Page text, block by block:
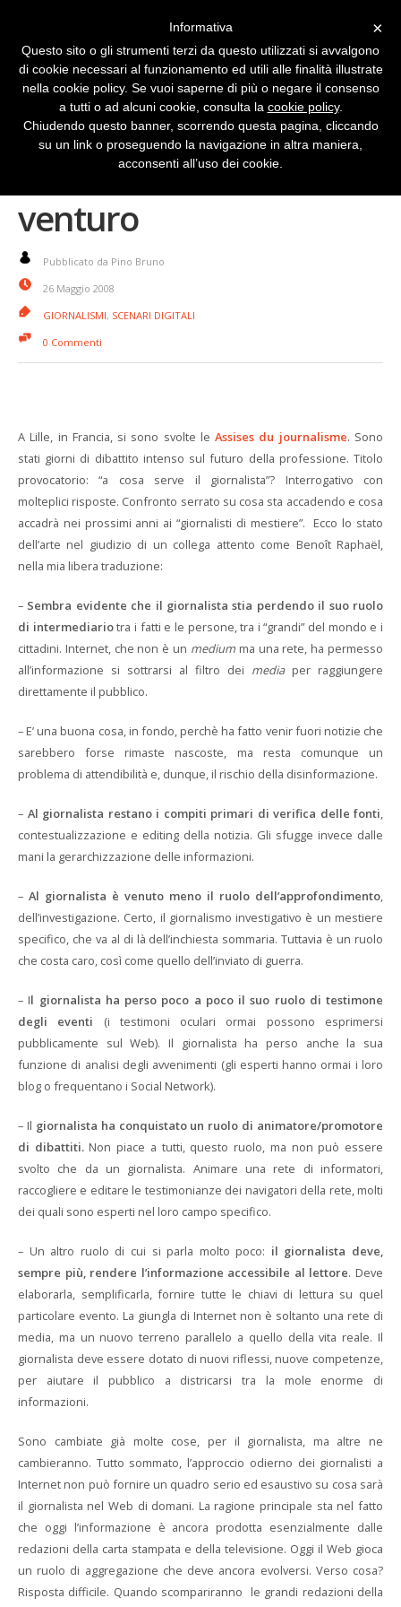
Giornalismo prossimo
venturo
Pubblicato da Pino Bruno
26 Maggio 2008
GIORNALISMI, SCENARI DIGITALI
0 Commenti
A Lille, in Francia, si sono svolte leAssises du journalisme. Sono
stati giorni di dibattito intenso sul futuro della professione. Titolo
provocatorio: “a cosa serve il giornalista”? Interrogativo con
molteplici risposte. Confronto serrato su cosa sta accadendo e cosa
accadrà nei prossimi anni ai “giornalisti di mestiere”. Ecco lo stato
dell’arte nel giudizio di un collega attento come Benoît Raphaël,
nella mia libera traduzione:
– Sembra evidente che il giornalista stia perdendo il suo ruolo
di intermediariotra i fatti e le persone, tra i “grandi” del mondo e i
cittadini. Internet, che non è un mediumma una rete, ha permesso
all’informazione si sottrarsi al filtro dei mediaper raggiungere
direttamente il pubblico.
– E’ una buona cosa, in fondo, perchè ha fatto venir fuori notizie che
sarebbero forse rimaste nascoste, ma resta comunque un
problema di attendibilità e, dunque, il rischio della disinformazione.
– Al giornalista restano i compiti primari di verifica delle fonti,
contestualizzazione e editing della notizia. Gli sfugge invece dalle
mani la gerarchizzazione delle informazioni.
– Al giornalista è venuto meno il ruolo dell’approfondimento,
dell’investigazione. Certo, il giornalismo investigativo è un mestiere
specifico, che va al di là dell’inchiesta sommaria. Tuttavia è un ruolo
che costa caro, così come quello dell’inviato di guerra.
– Il giornalista ha perso poco a poco il suo ruolo di testimone
degli eventi (i testimoni oculari ormai possono esprimersi
pubblicamente sul Web). Il giornalista ha perso anche la sua
funzione di analisi degli avvenimenti (gli esperti hanno ormai i loro
blog o frequentano i Social Network).
– Il giornalista ha conquistato un ruolo di animatore/promotore
di dibattiti.Non piace a tutti, questo ruolo, ma non può essere
svolto che da un giornalista. Animare una rete di informatori,
raccogliere e editare le testimonianze dei navigatori della rete, molti
dei quali sono esperti nel loro campo specifico.
– Un altro ruolo di cui si parla molto poco: il giornalista deve,
sempre più, rendere l’informazione accessibile al lettore. Deve
elaborarla, semplificarla, fornire tutte le chiavi di lettura su quel
particolare evento. La giungla di Internet non è soltanto una rete di
media, ma un nuovo terreno parallelo a quello della vita reale. Il
giornalista deve essere dotato di nuovi riflessi, nuove competenze,
per aiutare il pubblico a districarsi tra la mole enorme di
informazioni.
Sono cambiate già molte cose, per il giornalista, ma altre ne
cambieranno. Tutto sommato, l’approccio odierno dei giornalisti a
Internet non può fornire un quadro serio ed esaustivo su cosa sarà
il giornalista nel Web di domani. La ragione principale sta nel fatto
che oggi l’informazione è ancora prodotta esenzialmente dalle
redazioni della carta stampata e della televisione. Oggi il Web gioca
un ruolo di aggregazione che deve ancora evolversi. Verso cosa?
Risposta difficile. Quando scompariranno le grandi redazioni della
×
Informativa
Questo sito o gli strumenti terzi da questo utilizzati si avvalgono
di cookie necessari al funzionamento ed utili alle finalità illustrate
nella cookie policy. Se vuoi saperne di più o negare il consenso
a tutti o ad alcuni cookie, consulta la cookie policy.
Chiudendo questo banner, scorrendo questa pagina, cliccando
su un link o proseguendo la navigazione in altra maniera,
acconsenti all’uso dei cookie.